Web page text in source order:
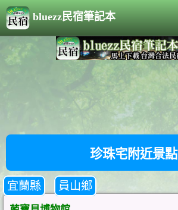
bluezz民宿筆記本
珍珠宅附近景點
宜蘭縣 員山鄉